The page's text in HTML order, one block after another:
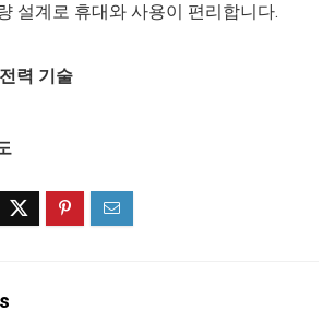
설계로 휴대와 사용이 편리합니다.
력 기술